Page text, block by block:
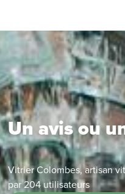
Un avis ou
Vitrier Colombes, artisan
par204utilisateurs